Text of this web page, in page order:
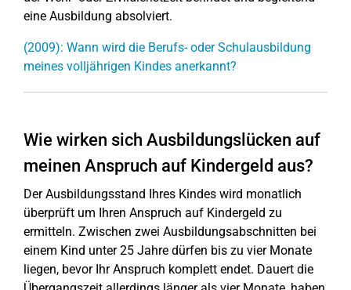
eine Ausbildung absolviert.
(2009): Wann wird die Berufs- oder Schulausbildung
meines volljährigen Kindes anerkannt?
Wie wirken sich Ausbildungslücken auf
meinen Anspruch auf Kindergeld aus?
Der Ausbildungsstand Ihres Kindes wird monatlich
überprüft um Ihren Anspruch auf Kindergeld zu
ermitteln. Zwischen zwei Ausbildungsabschnitten bei
einem Kind unter 25 Jahre dürfen bis zu vier Monate
liegen, bevor Ihr Anspruch komplett endet. Dauert die